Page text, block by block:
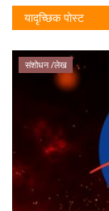
यादृच्छिक पोस्ट
संशोधन /लेख